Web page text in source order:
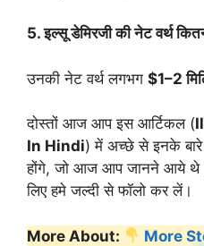
5. इल्सू डेमिरजी की नेट वर्थ
उनकी नेट वर्थ लगभग $1–2
दोस्तों आज आप इस आर्टिकल (
In Hindi) में अच्छे से इनके
होंगे, जो आज आप जानने आये थे।
लिए हमे जल्दी से फॉलो कर लें।
More About: More